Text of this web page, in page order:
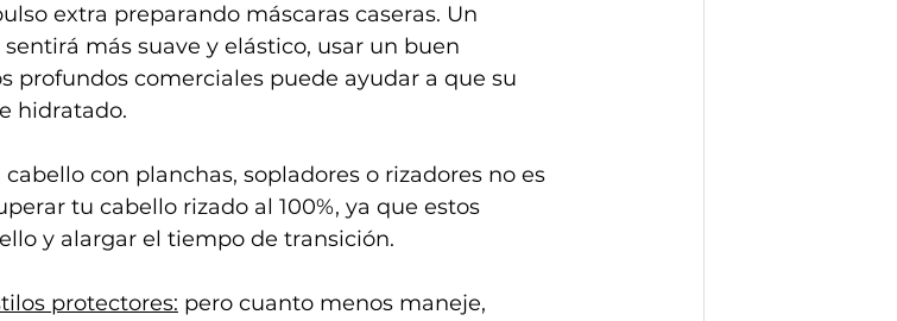
extra preparando máscaras caseras. Un
más suave y elástico, usar un buen
profundos comerciales puede ayudar a que su
hidratado.
con planchas, sopladores o rizadores no es
tu cabello rizado al 100%, ya que estos
y alargar el tiempo de transición.
protectores: pero cuanto menos maneje,